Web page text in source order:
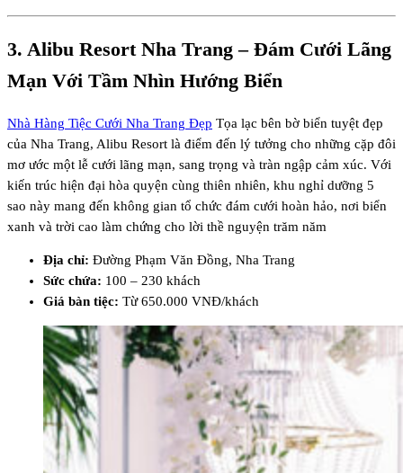
3. Alibu Resort Nha Trang – Đám Cưới Lãng
Mạn Với Tầm Nhìn Hướng Biển
Nhà Hàng Tiệc Cưới Nha Trang Đẹp Tọa lạc bên bờ biển tuyệt đẹp
của Nha Trang, Alibu Resort là điểm đến lý tưởng cho những cặp đôi
mơ ước một lễ cưới lãng mạn, sang trọng và tràn ngập cảm xúc. Với
kiến trúc hiện đại hòa quyện cùng thiên nhiên, khu nghỉ dưỡng 5
sao này mang đến không gian tổ chức đám cưới hoàn hảo, nơi biển
xanh và trời cao làm chứng cho lời thề nguyện trăm năm
Địa chỉ: Đường Phạm Văn Đồng, Nha Trang
Sức chứa: 100 – 230 khách
Giá bàn tiệc: Từ 650.000 VNĐ/khách